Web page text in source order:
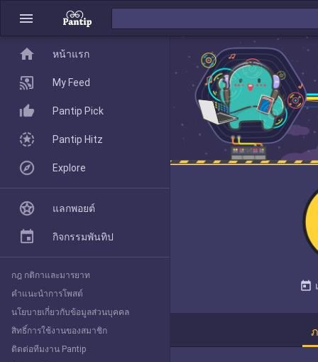
menu
today
home
Pantip Pick
Explore
home หน้าแรก
My Feed
Pantip Pick
Pantip Hitz
Explore
แลกพอยต์
กิจกรรมพันทิป
กฎ กติกาและมารยาท
คำแนะนำการโพสต์
นโยบายเกี่ยวกับข้อมูลส่วนบุคคล
สิทธิ์การใช้งานของสมาชิก
ติดต่อทีมงาน Pantip